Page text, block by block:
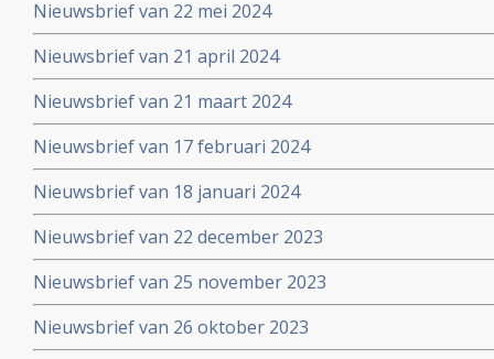
Nieuwsbrief van 22 mei 2024
Nieuwsbrief van 21 april 2024
Nieuwsbrief van 21 maart 2024
Nieuwsbrief van 17 februari 2024
Nieuwsbrief van 18 januari 2024
Nieuwsbrief van 22 december 2023
Nieuwsbrief van 25 november 2023
Nieuwsbrief van 26 oktober 2023